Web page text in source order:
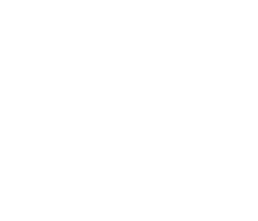
y los